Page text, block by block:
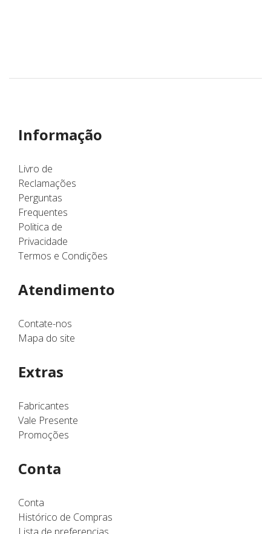
Informação
Livro de
Reclamações
Perguntas
Frequentes
Politica de
Privacidade
Termos e Condições
Atendimento
Contate-nos
Mapa do site
Extras
Fabricantes
Vale Presente
Promoções
Conta
Conta
Histórico de Compras